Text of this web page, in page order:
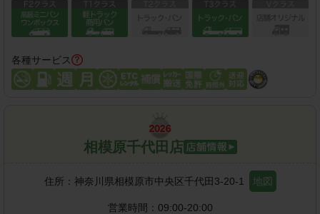
各種サービス
相模原千代田店
住所： 神奈川県相模原市中央区千代田3-20-1 地図
営業時間： 09:00-20:00